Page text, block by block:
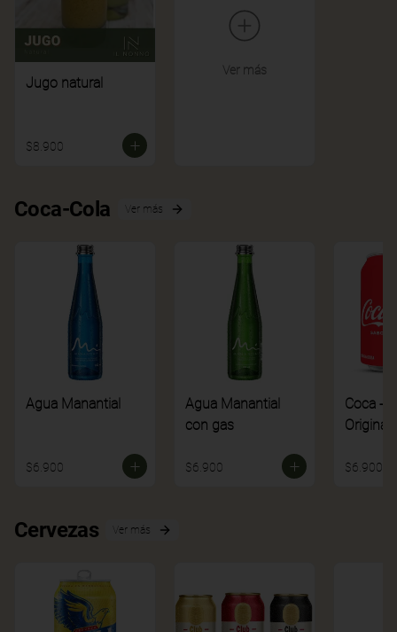
Jugo natural
$8.900
Ver más
Coca-Cola Ver más
Agua Manantial
$6.900
Agua Manantial
con gas
$6.900
Coca -
Original
$6.900
Cervezas Ver más